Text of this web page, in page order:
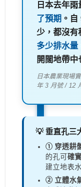
日本去年
了預期 。
少，都沒有
多少排水量
開闊地帶中
日本農業現場
年 3 月號 / 12
💡 垂直孔三
① 穿透耕
的孔可 確
建立地表
② 立體水